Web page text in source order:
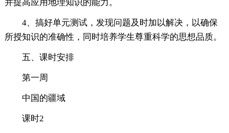
并提高应用地理知识的能力。
4、搞好单元测试，发现问题及时加以解决，以确保
所授知识的准确性，同时培养学生尊重科学的思想品质。
五、课时安排
第一周
中国的疆域
课时2